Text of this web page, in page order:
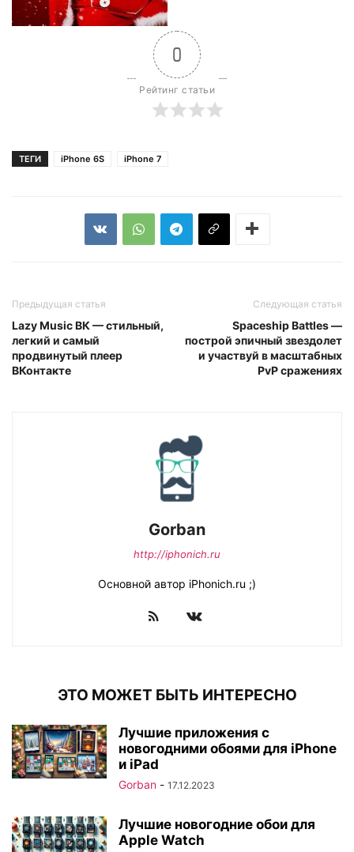
0
Рейтинг статьи
ТЕГИ iPhone 6S iPhone 7
Предыдущая статья
Lazy Music ВК — стильный,
легкий и самый
продвинутый плеер
ВКонтакте
Следующая статья
Spaceship Battles —
построй эпичный звездолет
и участвуй в масштабных
PvP сражениях
Gorban
http://iphonich.ru
Основной автор iPhonich.ru ;)
ЭТО МОЖЕТ БЫТЬ ИНТЕРЕСНО
Лучшие приложения с
новогодними обоями для iPhone
и iPad
Gorban - 17.12.2023
Лучшие новогодние обои для
Apple Watch